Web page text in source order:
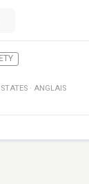
· ANGLAIS